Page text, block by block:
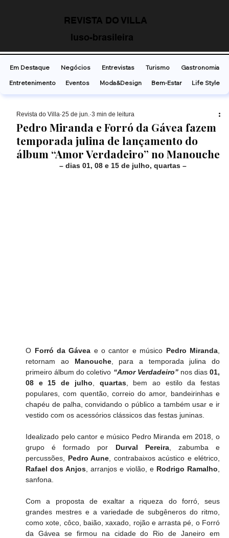
REVISTA DO VILLA
luso-brasileira
Pedro Miranda e Forró da Gávea fazem
temporada julina de lançamento do
álbum “Amor Verdadeiro” no Manouche
Revista do Villa 25 de jun. 3 min de leitura
– dias 01, 08 e 15 de julho, quartas –
O Forró da Gávea e o cantor e músico Pedro Miranda
retornam ao Manouche, para a temporada julina do
primeiro álbum do coletivo “Amor Verdadeiro” nos dias 01,
08 e 15 de julho
quartas, bem ao estilo da festas
populares, com quentão, correio do amor, bandeirinhas e
chapéu de palha, convidando o público a também usar e ir
vestido com os acessórios clássicos das festas juninas.
Idealizado pelo cantor e músico Pedro Miranda em 2018, o
grupo é formado por Durval Pereira, zabumba e
percussões, Pedro Aune
Rafael dos Anjos , arranjos e violão, e Rodrigo Ramalho
sanfona.
Com a proposta de exaltar a riqueza do forró, seus
grandes mestres e a variedade de subgêneros do ritmo,
como xote, côco, baião, xaxado, rojão e arrasta pé, o Forró
da Gávea se firmou na cidade do Rio de Janeiro em
Em Destaque Negócios Entrevistas Turismo
Gastronomia
Entretenimento
Eventos Moda&Design Bem-Estar Life Style